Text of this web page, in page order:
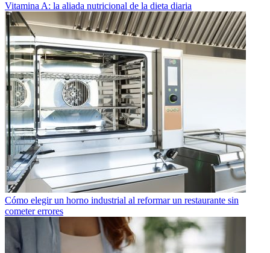
Vitamina A: la aliada nutricional de la dieta diaria
Cómo elegir un horno industrial al reformar un restaurante sin
cometer errores